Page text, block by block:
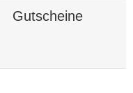
Gutscheine